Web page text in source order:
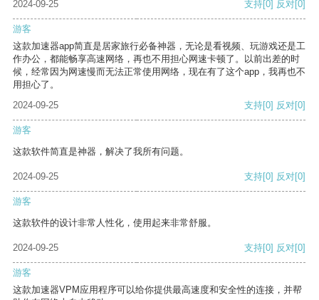
2024-09-25 支持[0] 反对[0]
游客
这款加速器app简直是居家旅行必备神器，无论是看视频、玩游戏还是工
作办公，都能畅享高速网络，再也不用担心网速卡顿了。以前出差的时
候，经常因为网速慢而无法正常使用网络，现在有了这个app，我再也不
用担心了。
2024-09-25
支持[0] 反对[0]
游客
这款软件简直是神器，解决了我所有问题。
2024-09-25 支持[0] 反对[0]
游客
这款软件的设计非常人性化，使用起来非常舒服。
2024-09-25 支持[0] 反对[0]
游客
这款加速器VPM应用程序可以给你提供最高速度和安全性的连接，并帮